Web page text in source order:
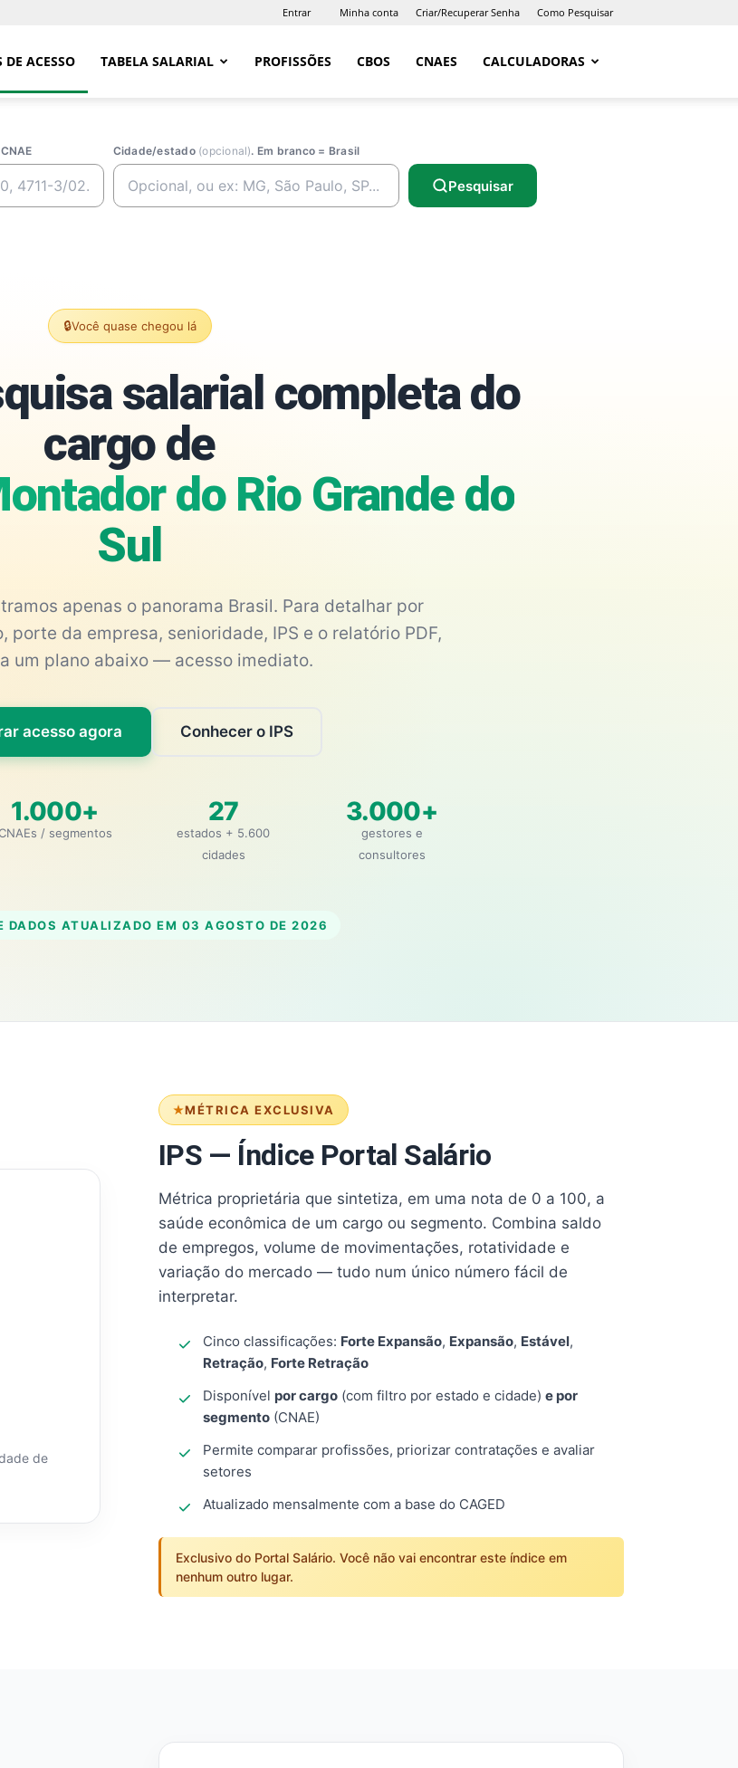
Entrar Minha conta Criar/Recuperar Senha Como Pesquisar
DE ACESSO TABELA SALARIAL PROFISSÕES CBOS CNAES CALCULADORAS
Cidade/estado (opcional). Em branco = Brasil
Pesquisar
🔒Você quase chegou lá
salarial completa do
cargo de
do Rio Grande do
Sul
apenas o panorama Brasil. Para detalhar por
porte da empresa, senioridade, IPS e o relatório PDF,
um plano abaixo — acesso imediato.
acesso agora Conhecer o IPS
1.000+
/ segmentos
27
estados + 5.600
cidades
3.000+
gestores e
consultores
DADOS ATUALIZADO EM 03 AGOSTO DE 2026
MÉTRICA EXCLUSIVA
IPS — Índice Portal Salário
Métrica proprietária que sintetiza, em uma nota de 0 a 100, a
saúde econômica de um cargo ou segmento. Combina saldo
de empregos, volume de movimentações, rotatividade e
variação do mercado — tudo num único número fácil de
interpretar.
Cinco classificações: Forte Expansão, Expansão, Estável,
Retração, Forte Retração
Disponível por cargo (com filtro por estado e cidade) e por
segmento (CNAE)
Permite comparar profissões, priorizar contratações e avaliar
setores
Atualizado mensalmente com a base do CAGED
Exclusivo do Portal Salário. Você não vai encontrar este índice em
nenhum outro lugar.
de